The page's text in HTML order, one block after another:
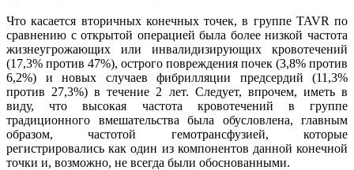
Что касается вторичных конечных точек, в группе TAVR по
сравнению с открытой операцией была более низкой частота
жизнеугрожающих или инвалидизирующих кровотечений
(17,3% против 47%), острого повреждения почек (3,8% против
6,2%) и новых случаев фибрилляции предсердий (11,3%
против 27,3%) в течение 2 лет. Следует, впрочем, иметь в
виду, что высокая частота кровотечений в группе
традиционного вмешательства была обусловлена, главным
образом, частотой гемотрансфузией, которые
регистрировались как один из компонентов данной конечной
точки и, возможно, не всегда были обоснованными.